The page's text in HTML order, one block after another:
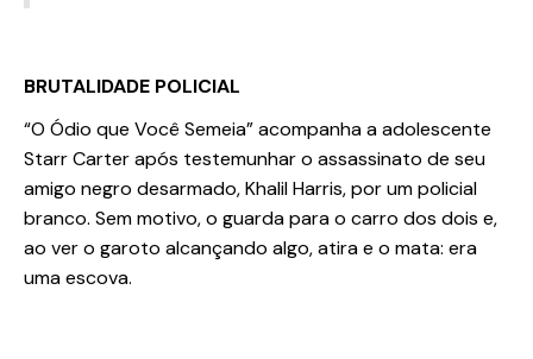
BRUTALIDADE POLICIAL
“O Ódio que Você Semeia” acompanha a adolescente
Starr Carter após testemunhar o assassinato de seu
amigo negro desarmado, Khalil Harris, por um policial
branco. Sem motivo, o guarda para o carro dos dois e,
ao ver o garoto alcançando algo, atira e o mata: era
uma escova.